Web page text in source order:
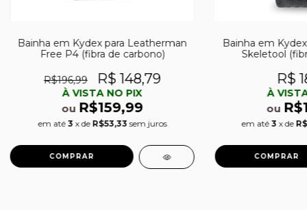
Bainha em Kydex para Leatherman
Free P4 (fibra de carbono)
R$196,99 R$ 148,79
À VISTA NO PIX
ou R$159,99
em até 3 x de R$53,33 sem juros
Bainha em
Skeletool
R$
À
ou
em até 3 x de